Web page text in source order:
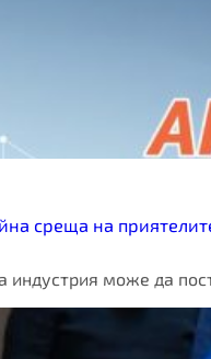
среща на
индустрия може да